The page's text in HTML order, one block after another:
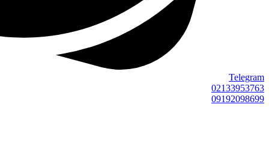
Telegram
02133953763
09192098699